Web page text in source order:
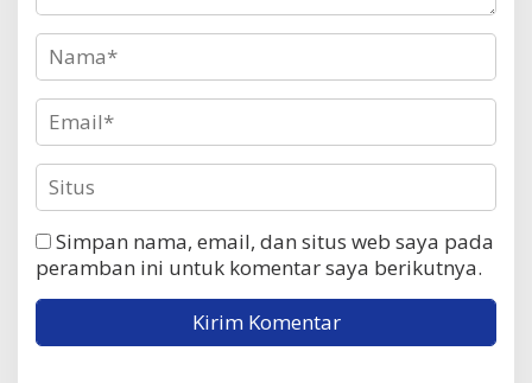
Simpan nama, email, dan situs web saya pada
peramban ini untuk komentar saya berikutnya.